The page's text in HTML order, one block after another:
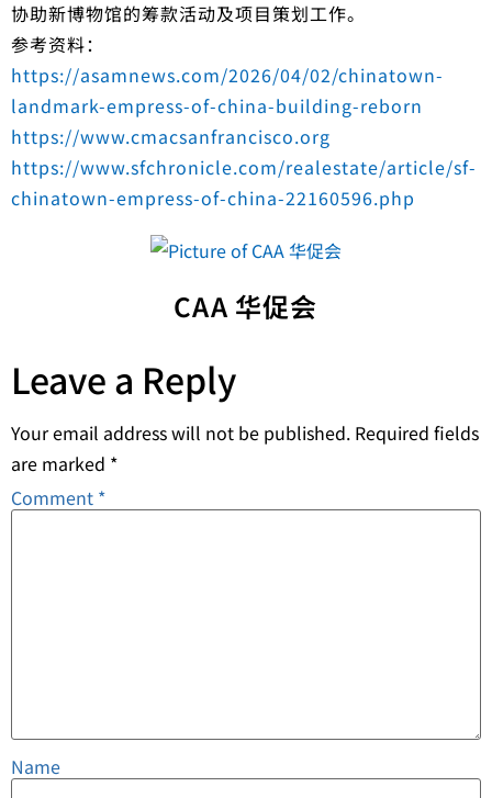
协助新博物馆的筹款活动及项目策划工作。
参考资料：
https://asamnews.com/2026/04/02/chinatown-
landmark-empress-of-china-building-reborn
https://www.cmacsanfrancisco.org
https://www.sfchronicle.com/realestate/article/sf-
chinatown-empress-of-china-22160596.php
CAA 华促会
Leave a Reply
Your email address will not be published. Required fields
are marked *
Comment *
Name